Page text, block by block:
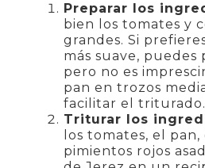
Preparar los
bien los tomates y
grandes. Si
más suave, puedes
pero no es
pan en trozos
facilitar el triturado.
Triturar los
los tomates, el pan,
pimientos rojos